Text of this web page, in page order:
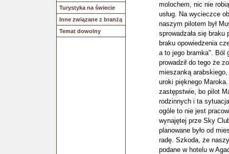
Turystyka na świecie
Inne związane z branżą
Temat dowolny
molochem, nic nie
usług. Na wycieczce
naszym pilotem był
sprowadzała się braku
braku opowiedzenia
a to jego bramka". Ból
prowadził do tego że
mieszanką
uroki pięknego
zastępstwie, bo pilot
rodzinnych i ta
ogóle to nie jest
wynajętej prze Sky
planowane było od
radę. Szkoda, że
podane w hotelu w